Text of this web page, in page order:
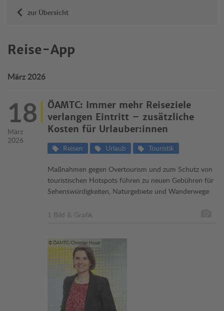
zur Übersicht
Reise-App
März 2026
18
März
2026
ÖAMTC: Immer mehr Reiseziele
verlangen Eintritt – zusätzliche
Kosten für Urlauber:innen
Reisen Urlaub Touristik
Maßnahmen gegen Overtourism und zum Schutz von
touristischen Hotspots führen zu neuen Gebühren für
Sehenswürdigkeiten, Naturgebiete und Wanderwege
1 Bild & Grafik
© ÖAMTC/Christian Husar